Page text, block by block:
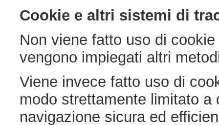
Cookie e altri sistemi di
Non viene fatto uso di
vengono impiegati altri
Viene invece fatto uso di
modo strettamente limitato a
navigazione sicura ed